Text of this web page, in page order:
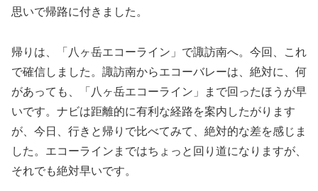
思いで帰路に付きました。
帰りは、「八ヶ岳エコーライン」で諏訪南へ。今回、これ
で確信しました。諏訪南からエコーバレーは、絶対に、何
があっても、「八ヶ岳エコーライン」まで回ったほうが早
いです。ナビは距離的に有利な経路を案内したがります
が、今日、行きと帰りで比べてみて、絶対的な差を感じま
した。エコーラインまではちょっと回り道になりますが、
それでも絶対早いです。